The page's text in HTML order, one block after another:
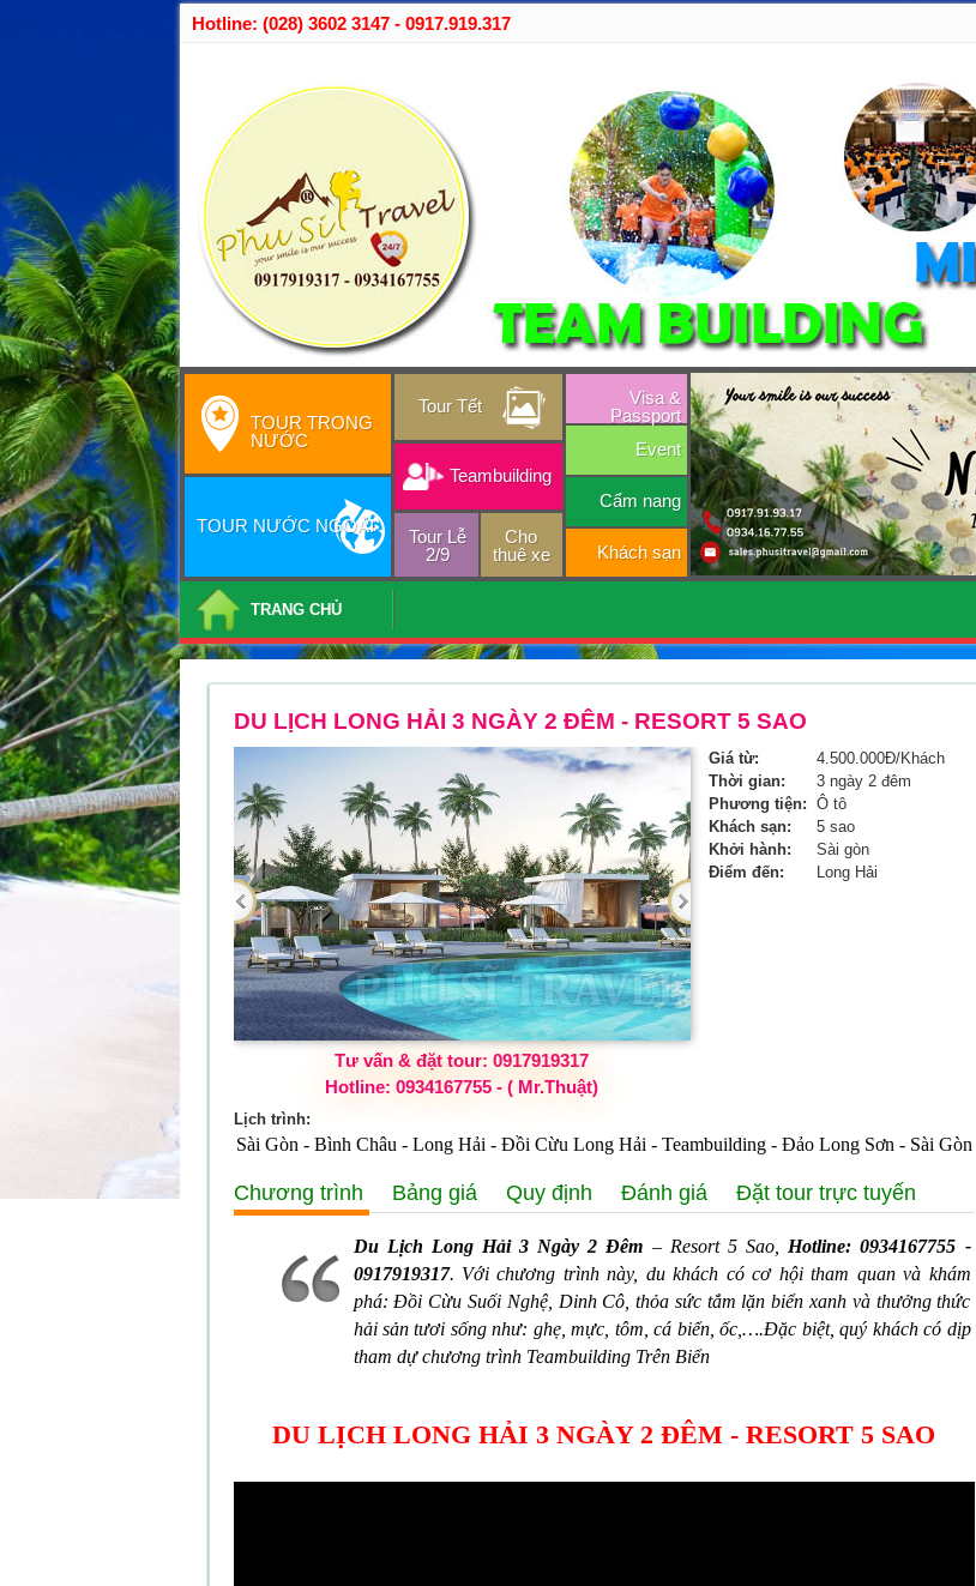
Hotline: (028) 3602 3147 - 0917.919.317
TOUR TRONG
NƯỚC
TOUR NƯỚC NGOÀI
Tour Tết
Teambuilding
Tour Lễ
2/9
Cho
thuê xe
Visa &
Passport
Event
Cẩm nang
Khách sạn
TRANG CHỦ
DU LỊCH LONG HẢI 3 NGÀY 2 ĐÊM - RESORT 5 SAO
Tư vấn & đặt tour: 0917919317
Hotline: 0934167755 - ( Mr.Thuật)
Giá từ:
4.500.000Đ/Khách
Thời gian:
3 ngày 2 đêm
Phương tiện: Ô tô
Khách sạn:
5 sao
Khởi hành:
Sài gòn
Điểm đến:
Long Hải
Lịch trình:
Sài Gòn - Bình Châu - Long Hải - Đồi Cừu Long Hải - Teambuilding - Đảo Long Sơn - Sài Gòn
Chương trình Bảng giá Quy định Đánh giá Đặt tour trực tuyến
Du Lịch Long Hải 3 Ngày 2 Đêm – Resort 5 Sao, Hotline: 0934167755 -
0917919317. Với chương trình này, du khách có cơ hội tham quan và khám
phá: Đồi Cừu Suối Nghệ, Dinh Cô, thỏa sức tắm lặn biển xanh và thưởng thức
hải sản tươi sống như: ghẹ, mực, tôm, cá biển, ốc,….Đặc biệt, quý khách có dịp
tham dự chương trình Teambuilding Trên Biển
DU LỊCH LONG HẢI 3 NGÀY 2 ĐÊM - RESORT 5 SAO